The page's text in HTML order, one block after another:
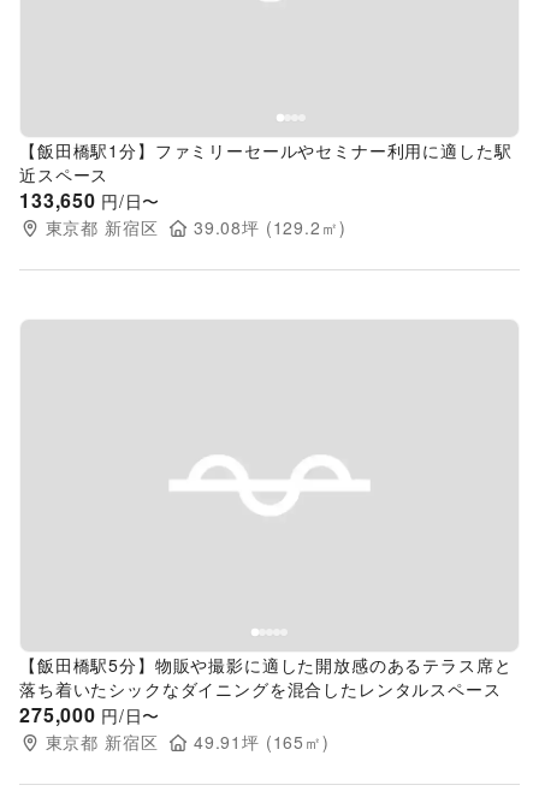
【飯田橋駅1分】ファミリーセールやセミナー利用に適した駅
近スペース
133,650 円/日〜
東京都 新宿区 39.08坪 (129.2 ㎡)
Previous slide
【飯田橋駅5分】物販や撮影に適した開放感のあるテラス席と
落ち着いたシックなダイニングを混合したレンタルスペース
275,000 円/日〜
東京都 新宿区 49.91坪 (165 ㎡)